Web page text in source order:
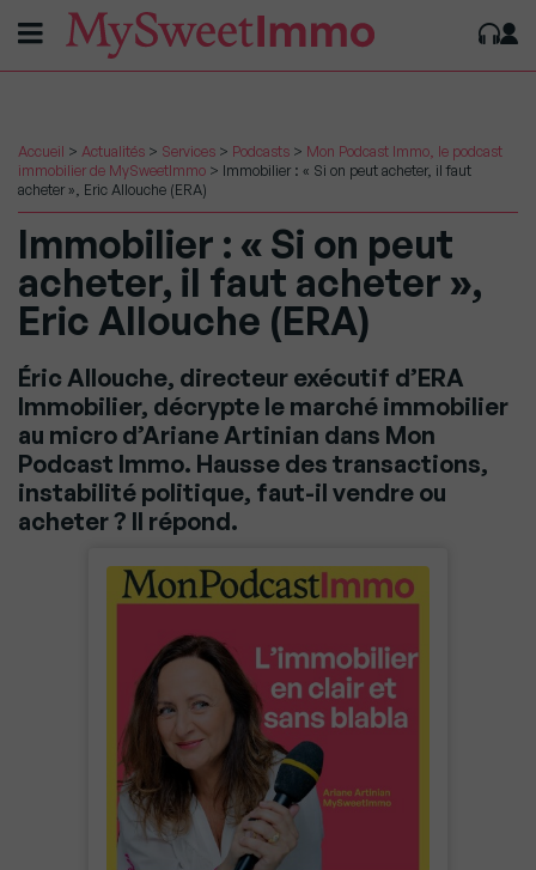
Accueil > Actualités > Services > Podcasts > Mon Podcast Immo, le podcast
immobilier de MySweetImmo > Immobilier : « Si on peut acheter, il faut
acheter », Eric Allouche (ERA)
Immobilier : « Si on peut
acheter, il faut acheter »,
Eric Allouche (ERA)
Éric Allouche, directeur exécutif d’ERA
Immobilier, décrypte le marché immobilier
au micro d’Ariane Artinian dans Mon
Podcast Immo. Hausse des transactions,
instabilité politique, faut-il vendre ou
acheter ? Il répond.